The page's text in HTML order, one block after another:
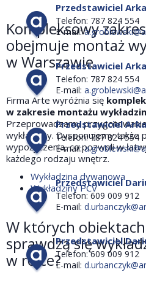
Przedstawiciel
Telefon: 787 824 554
E-mail:
Przedstawiciel
Telefon: 787 824 554
E-mail:
Przedstawiciel
Telefon: 787 824 554
E-mail:
Przedstawiciel
Telefon: 609 009 912
E-mail:
Przedstawiciel
Telefon: 609 009 912
E-mail:
Kompleksowy
obejmuje montaż
w Warszawie
Firma Arte wyróżnia się
w zakresie montażu
Przeprowadzamy
wykładziny. Dysponujemy także
wypożyczenia, co pozwoli w
każdego rodzaju wnętrz.
Wykładzina dywanowa
Wykładziny PCV
W których
sprawdzą się
w rolce?